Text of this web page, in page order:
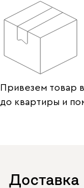
Привезем товар
до квартиры и
Доставка